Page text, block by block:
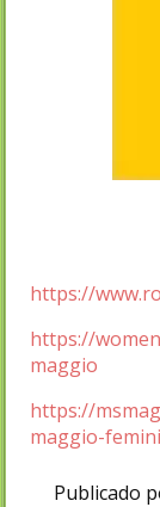
https://
https://
maggio
https://
maggio-
Publicado